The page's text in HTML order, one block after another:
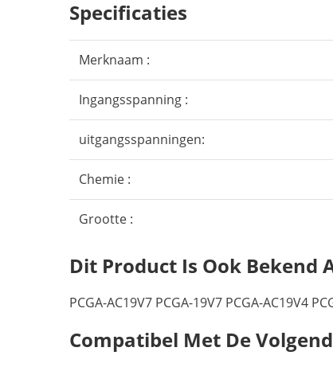
Specificaties
Merknaam :
Ingangsspanning :
uitgangsspanningen:
Chemie :
Grootte :
Dit Product Is Ook Bekend
PCGA-AC19V7 PCGA-19V7 PCGA-AC19V4
Compatibel Met De